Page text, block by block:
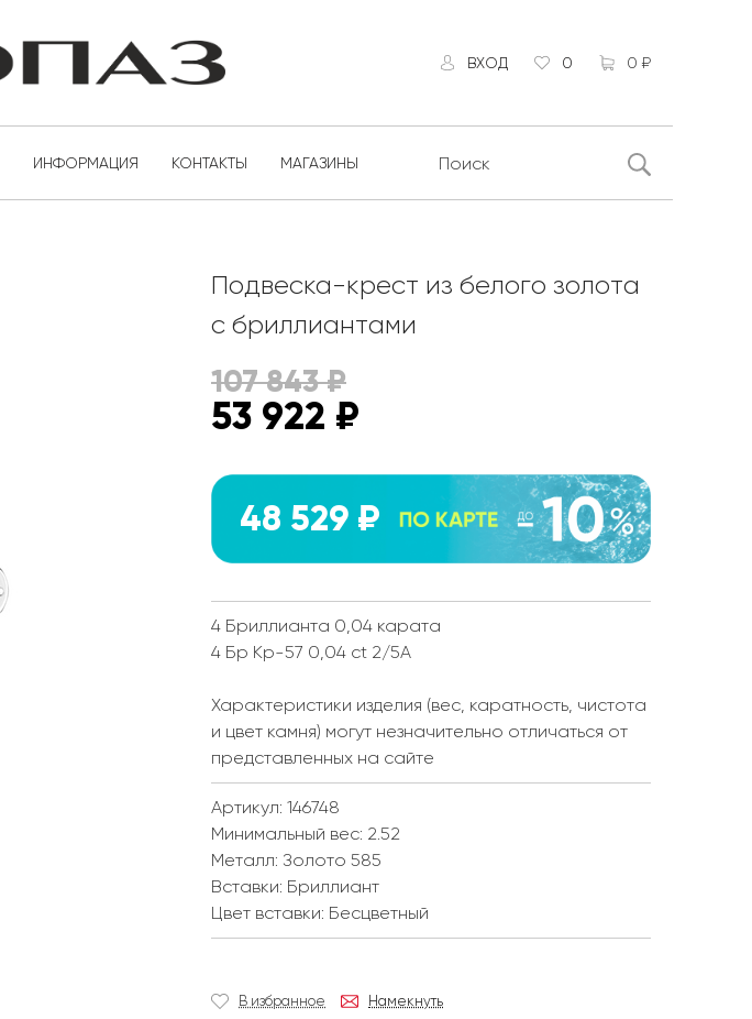
ВХОД 0 0 ₽
ИНФОРМАЦИЯ КОНТАКТЫ МАГАЗИНЫ
Подвеска-крест из белого золота
с бриллиантами
107 843₽
53 922 ₽
48 529 ₽
4 Бриллианта 0,04 карата
4 Бр Кр-57 0,04 ct 2/5А
Характеристики изделия (вес, каратность, чистота
и цвет камня) могут незначительно отличаться от
представленных на сайте
Артикул: 146748
Минимальный вес: 2.52
Металл: Золото 585
Вставки: Бриллиант
Цвет вставки: Бесцветный
В избранное Намекнуть